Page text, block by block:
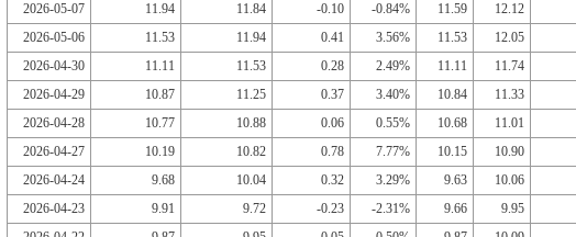
2026-05-07
11.94 11.84 -0.10 -0.84% 11.59 12.12
2026-05-06
11.53 11.94 0.41 3.56% 11.53 12.05
2026-04-30
11.11 11.53 0.28 2.49% 11.11 11.74
2026-04-29
10.87 11.25 0.37 3.40% 10.84 11.33
2026-04-28
10.77 10.88 0.06 0.55% 10.68 11.01
2026-04-27
10.19 10.82 0.78 7.77% 10.15 10.90
2026-04-24
9.68 10.04 0.32 3.29% 9.63 10.06
2026-04-23
9.91 9.72 -0.23 -2.31% 9.66 9.95